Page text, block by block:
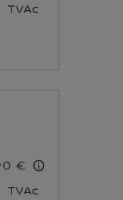
TVAc
g/km
€
TVAc